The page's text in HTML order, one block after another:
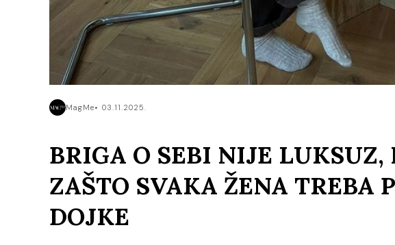
MagMe 03.11.2025.
BRIGA O SEBI NIJE LUKSUZ,
ZAŠTO SVAKA ŽENA TREBA
DOJKE